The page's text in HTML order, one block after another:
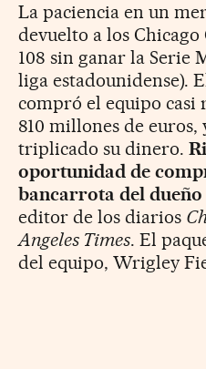
La paciencia en un
devuelto a los
108 sin ganar la Serie
liga estadounidense).
compró el equipo casi
810 millones de
triplicado su dinero.
oportunidad de
bancarrota del
editor de los diarios
Angeles Times. El
del equipo, Wrigley